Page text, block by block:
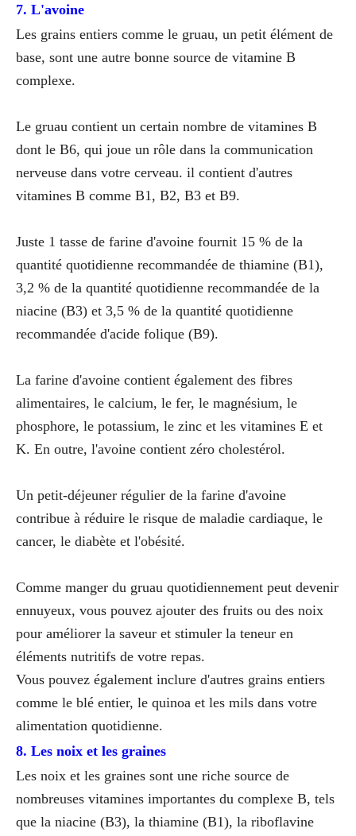
7. L'avoine
Les grains entiers comme le gruau, un petit élément de
base, sont une autre bonne source de vitamine B
complexe.
Le gruau contient un certain nombre de vitamines B
dont le B6, qui joue un rôle dans la communication
nerveuse dans votre cerveau. il contient d'autres
vitamines B comme B1, B2, B3 et B9.
Juste 1 tasse de farine d'avoine fournit 15 % de la
quantité quotidienne recommandée de thiamine (B1),
3,2 % de la quantité quotidienne recommandée de la
niacine (B3) et 3,5 % de la quantité quotidienne
recommandée d'acide folique (B9).
La farine d'avoine contient également des fibres
alimentaires, le calcium, le fer, le magnésium, le
phosphore, le potassium, le zinc et les vitamines E et
K. En outre, l'avoine contient zéro cholestérol.
Un petit-déjeuner régulier de la farine d'avoine
contribue à réduire le risque de maladie cardiaque, le
cancer, le diabète et l'obésité.
Comme manger du gruau quotidiennement peut devenir
ennuyeux, vous pouvez ajouter des fruits ou des noix
pour améliorer la saveur et stimuler la teneur en
éléments nutritifs de votre repas.
Vous pouvez également inclure d'autres grains entiers
comme le blé entier, le quinoa et les mils dans votre
alimentation quotidienne.
8. Les noix et les graines
Les noix et les graines sont une riche source de
nombreuses vitamines importantes du complexe B, tels
que la niacine (B3), la thiamine (B1), la riboflavine